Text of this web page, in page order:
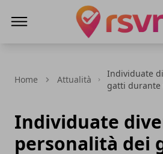
Home Attualità
Individuate
gatti durante
Individuate
personalità dei